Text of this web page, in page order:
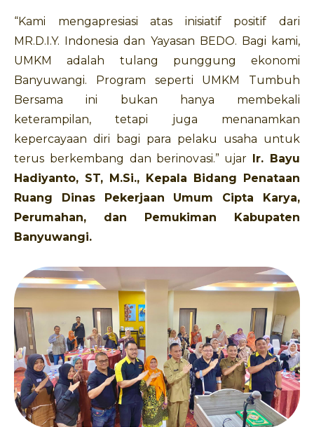
“Kami mengapresiasi atas inisiatif positif dari
MR.D.I.Y. Indonesia dan Yayasan BEDO. Bagi kami,
UMKM adalah tulang punggung ekonomi
Banyuwangi. Program seperti UMKM Tumbuh
Bersama ini bukan hanya membekali
keterampilan, tetapi juga menanamkan
kepercayaan diri bagi para pelaku usaha untuk
terus berkembang dan berinovasi.” ujar
Ir. Bayu
Hadiyanto, ST, M.Si., Kepala Bidang Penataan
Ruang Dinas Pekerjaan Umum Cipta Karya,
Perumahan, dan Pemukiman Kabupaten
Banyuwangi.